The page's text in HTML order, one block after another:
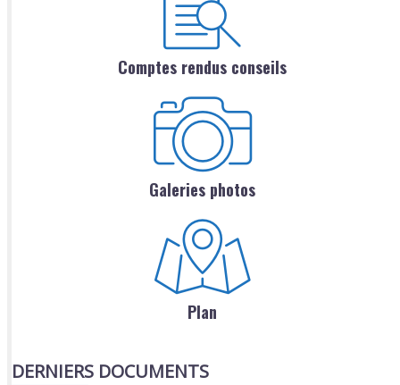
Comptes rendus conseils
Galeries photos
Plan
DERNIERS DOCUMENTS